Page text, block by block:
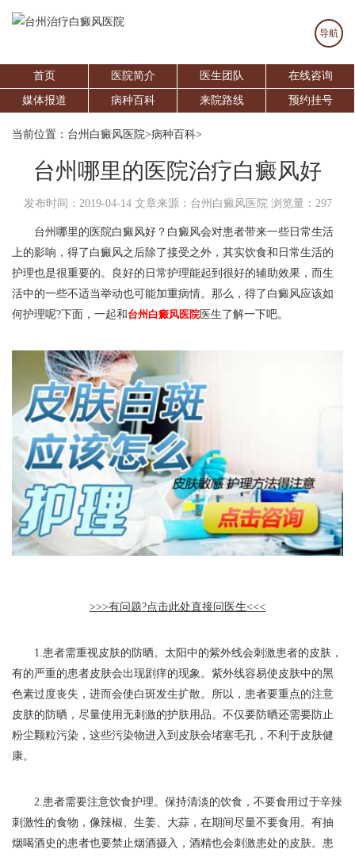
导航
首页 医院简介 医生团队 在线咨询
媒体报道 病种百科 来院路线 预约挂号
当前位置： 台州白癜风医院>病种百科>
台州哪里的医院治疗白癜风好
发布时间：2019-04-14 文章来源：台州白癜风医院 浏览量：297
台州哪里的医院白癜风好？白癜风会对患者带来一些日常生活
上的影响，得了白癜风之后除了接受之外，其实饮食和日常生活的
护理也是很重要的。良好的日常护理能起到很好的辅助效果，而生
活中的一些不适当举动也可能加重病情。那么，得了白癜风应该如
何护理呢?下面，一起和 台州白癜风医院 医生了解一下吧。
>>>有问题?点击此处直接问医生<<<
1.患者需重视皮肤的防晒。太阳中的紫外线会刺激患者的皮肤，
有的严重的患者皮肤会出现剧痒的现象。紫外线容易使皮肤中的黑
色素过度丧失，进而会使白斑发生扩散。所以，患者要重点的注意
皮肤的防晒，尽量使用无刺激的护肤用品。不仅要防晒还需要防止
粉尘颗粒污染，这些污染物进入到皮肤会堵塞毛孔，不利于皮肤健
康。
2.患者需要注意饮食护理。保持清淡的饮食，不要食用过于辛辣
刺激性的食物，像辣椒、生姜、大蒜，在期间尽量不要食用。有抽
烟喝酒史的患者也要禁止烟酒摄入，酒精也会刺激患处的皮肤。患